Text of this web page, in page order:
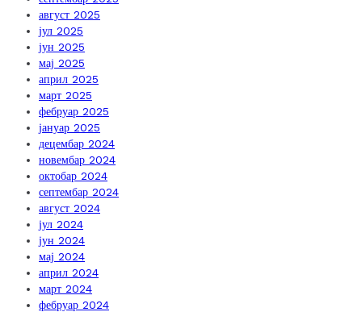
август 2025
јул 2025
јун 2025
мај 2025
април 2025
март 2025
фебруар 2025
јануар 2025
децембар 2024
новембар 2024
октобар 2024
септембар 2024
август 2024
јул 2024
јун 2024
мај 2024
април 2024
март 2024
фебруар 2024